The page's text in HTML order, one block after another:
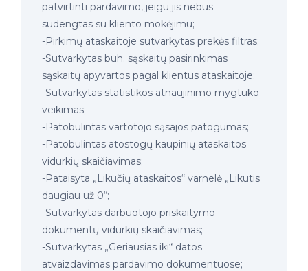
patvirtinti pardavimo, jeigu jis nebus
sudengtas su kliento mokėjimu;
-Pirkimų ataskaitoje sutvarkytas prekės filtras;
-Sutvarkytas buh. sąskaitų pasirinkimas
sąskaitų apyvartos pagal klientus ataskaitoje;
-Sutvarkytas statistikos atnaujinimo mygtuko
veikimas;
-Patobulintas vartotojo sąsajos patogumas;
-Patobulintas atostogų kaupinių ataskaitos
vidurkių skaičiavimas;
-Pataisyta „Likučių ataskaitos“ varnelė „Likutis
daugiau už 0“;
-Sutvarkytas darbuotojo priskaitymo
dokumentų vidurkių skaičiavimas;
-Sutvarkytas „Geriausias iki“ datos
atvaizdavimas pardavimo dokumentuose;